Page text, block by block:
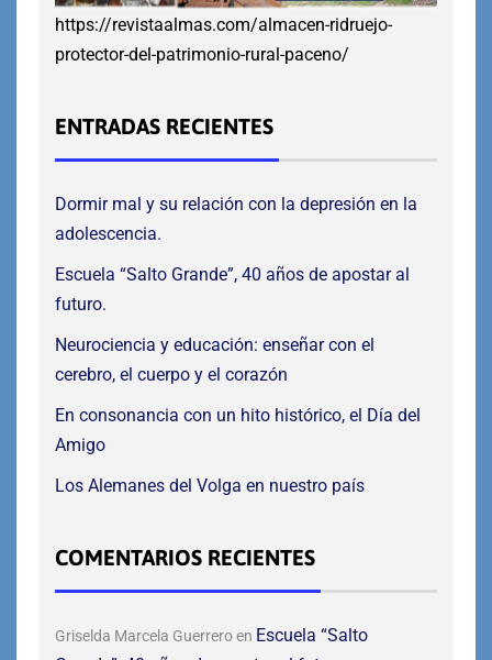
https://revistaalmas.com/almacen-ridruejo-
protector-del-patrimonio-rural-paceno/
ENTRADAS RECIENTES
Dormir mal y su relación con la depresión en la
adolescencia.
Escuela “Salto Grande”, 40 años de apostar al
futuro.
Neurociencia y educación: enseñar con el
cerebro, el cuerpo y el corazón
En consonancia con un hito histórico, el Día del
Amigo
Los Alemanes del Volga en nuestro país
COMENTARIOS RECIENTES
Griselda Marcela Guerreroen Escuela “Salto